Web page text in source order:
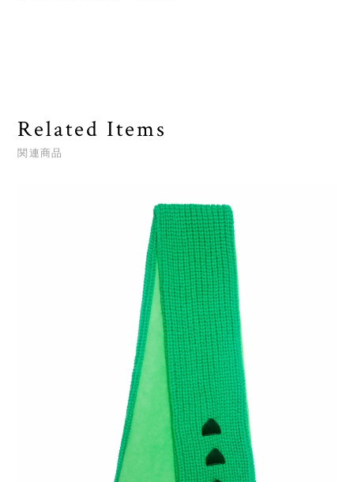
Related Items
関連商品